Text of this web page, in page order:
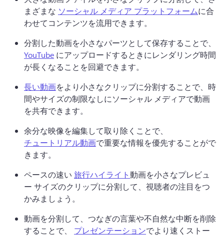
まざまな ソーシャル メディア プラットフォームに合
わせてコンテンツを流用できます。
YouTube にアップロードするときにレンダリング時間
が長くなることを回避できます。
長い動画をより小さなクリップに分割することで、時
間やサイズの制限なしにソーシャル メディアで動画
を共有できます。
余分な映像を編集して取り除くことで、
チュートリアル動画で重要な情報を優先することがで
きます。
ペースの速い 旅行ハイライト動画を小さなプレビュ
ー サイズのクリップに分割して、視聴者の注目をつ
かみましょう。
動画を分割して、つなぎの言葉や不自然な中断を削除
することで、 プレゼンテーションでより速くストー